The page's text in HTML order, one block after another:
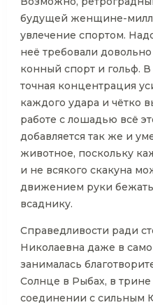
будущей женщине-
увлечение спортом.
неё требовали
конный спорт и гольф.
точная концентрация
каждого удара и чётко
работе с лошадью всё
добавляется так же и
животное, поскольку
и не всякого скакуна
движением руки
всаднику.
Справедливости ради
Николаевна даже в
занималась
Солнце в Рыбах, в
соединении с сильным